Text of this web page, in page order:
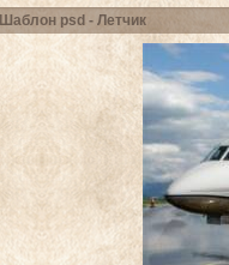
Шаблон psd - Летчик